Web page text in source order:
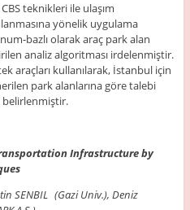
teknikleri ile ulaşım
yönelik uygulama
bazlı olarak araç park alan
analiz algoritması irdelenmiştir.
araçları kullanılarak, İstanbul için
park alanlarına göre talebi
belirlenmiştir.
Infrastructure by
SENBIL (Gazi Univ.), Deniz